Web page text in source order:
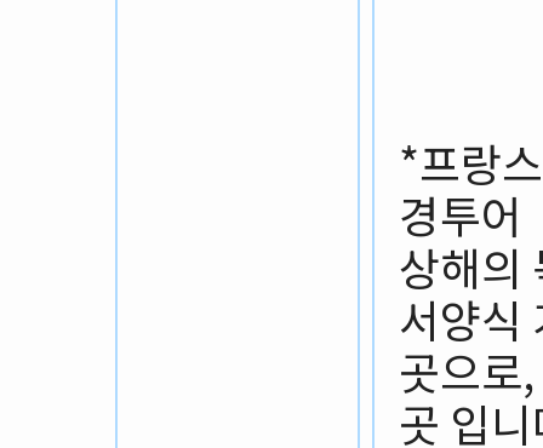
*프랑
경투어
상해의
서양식
곳으로
곳 입